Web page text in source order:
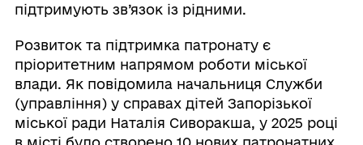
підтримують зв’язок із рідними.
Розвиток та підтримка патронату є
пріоритетним напрямом роботи міської
влади. Як повідомила начальниця Служби
(управління) у справах дітей Запорізької
міської ради Наталія Сиворакша, у 2025 році